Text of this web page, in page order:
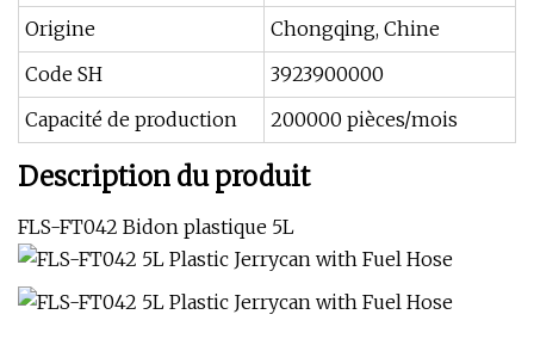
Origine
Chongqing, Chine
Code SH
3923900000
Capacité de production
200000 pièces/mois
Description du produit
FLS-FT042 Bidon plastique 5L